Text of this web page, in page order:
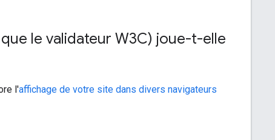
le validateur W3C) joue-t-elle
l'affichage de votre site dans divers navigateurs